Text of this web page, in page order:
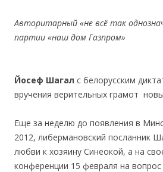
Авторитарный «не всё так
партии «наш дом Газпром»
Йосеф Шагал с белорусским
вручения верительных грамот
Еще за неделю до появления в
2012, либермановский посланник
любви к хозяину Синеокой, а на
конференции 15 февраля на вопрос